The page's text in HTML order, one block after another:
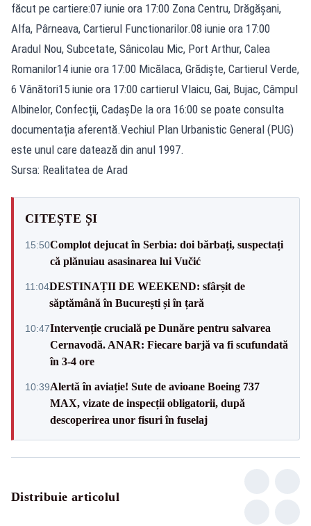
făcut pe cartiere:07 iunie ora 17:00 Zona Centru, Drăgăşani,
Alfa, Pârneava, Cartierul Functionarilor.08 iunie ora 17:00
Aradul Nou, Subcetate, Sânicolau Mic, Port Arthur, Calea
Romanilor14 iunie ora 17:00 Micălaca, Grădişte, Cartierul Verde,
6 Vânători15 iunie ora 17:00 cartierul Vlaicu, Gai, Bujac, Câmpul
Albinelor, Confecții, CadaşDe la ora 16:00 se poate consulta
documentația aferentă.Vechiul Plan Urbanistic General (PUG)
este unul care datează din anul 1997.
Sursa: Realitatea de Arad
CITEȘTE ȘI
15:50Complot dejucat în Serbia: doi bărbați, suspectați
că plănuiau asasinarea lui Vučić
11:04DESTINAȚII DE WEEKEND: sfârșit de
săptămână în București și în țară
10:47Intervenție crucială pe Dunăre pentru salvarea
Cernavodă. ANAR: Fiecare barjă va fi scufundată
în 3-4 ore
10:39Alertă în aviație! Sute de avioane Boeing 737
MAX, vizate de inspecții obligatorii, după
descoperirea unor fisuri în fuselaj
Distribuie articolul